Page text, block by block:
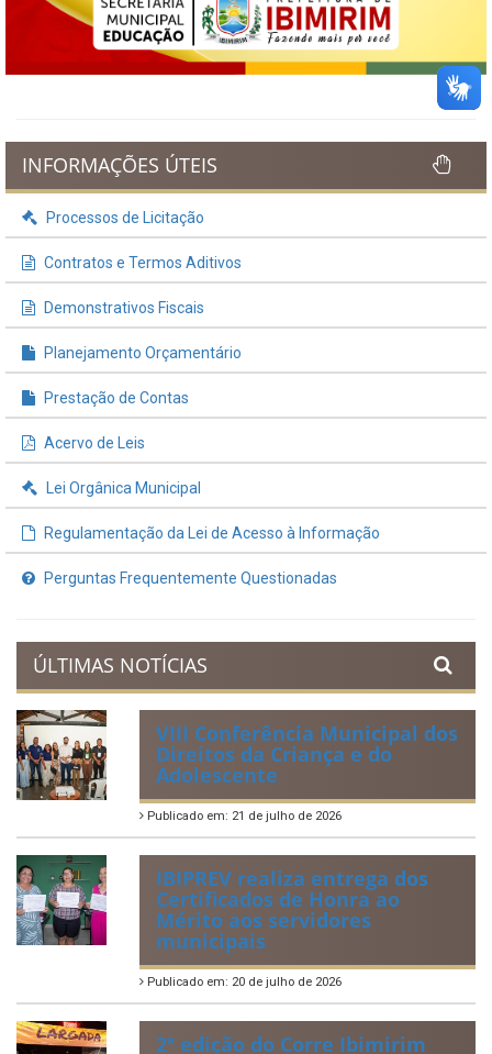
INFORMAÇÕES ÚTEIS
Processos de Licitação
Contratos e Termos Aditivos
Demonstrativos Fiscais
Planejamento Orçamentário
Prestação de Contas
Acervo de Leis
Lei Orgânica Municipal
Regulamentação da Lei de Acesso à Informação
Perguntas Frequentemente Questionadas
ÚLTIMAS NOTÍCIAS
VIII Conferência Municipal dos
Direitos da Criança e do
Adolescente
Publicado em: 21 de julho de 2026
IBIPREV realiza entrega dos
Certificados de Honra ao
Mérito aos servidores
municipais
Publicado em: 20 de julho de 2026
2ª edição do Corre Ibimirim